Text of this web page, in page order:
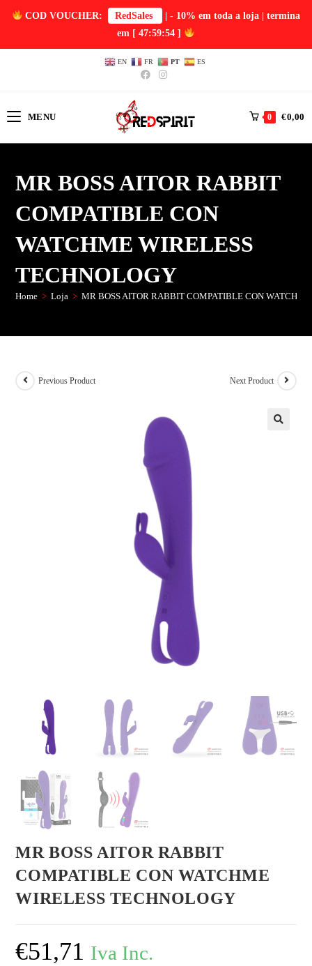
COD VOUCHER: RedSales
| - 10% em toda a loja | termina
em [ 47:59:54 ]
EN FR PT ES
MENU 0 €0,00
MR BOSS AITOR RABBIT
COMPATIBLE CON
WATCHME WIRELESS
TECHNOLOGY
Home > Loja > MR BOSS AITOR RABBIT COMPATIBLE CON
Previous Product Next Product
MR BOSS AITOR RABBIT
COMPATIBLE CON WATCHME
WIRELESS TECHNOLOGY
€51,71 Iva Inc.